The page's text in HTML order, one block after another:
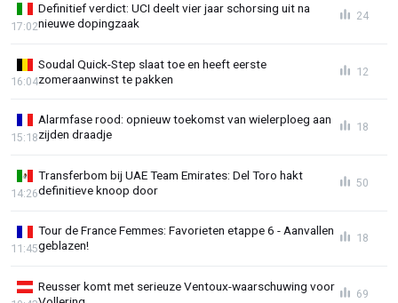
Definitief verdict: UCI deelt vier jaar schorsing uit na
nieuwe dopingzaak
17:02
24
Soudal Quick-Step slaat toe en heeft eerste
zomeraanwinst te pakken
16:04
12
Alarmfase rood: opnieuw toekomst van wielerploeg aan
zijden draadje
15:18
18
Transferbom bij UAE Team Emirates: Del Toro hakt
definitieve knoop door
14:26
50
Tour de France Femmes: Favorieten etappe 6 - Aanvallen
geblazen!
11:45
18
Reusser komt met serieuze Ventoux-waarschuwing voor
69